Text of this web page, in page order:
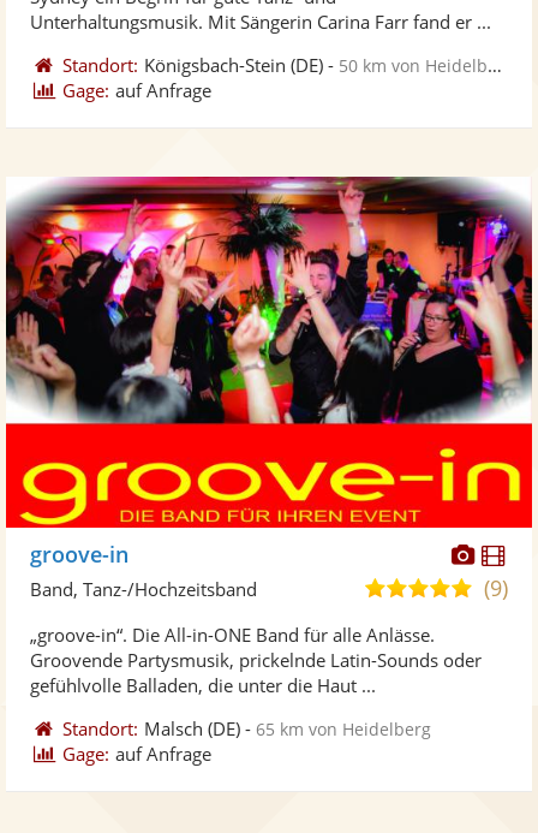
Sternen
Unterhaltungsmusik. Mit Sängerin Carina Farr fand er ...
Standort: Königsbach-Stein (DE) - 50 km von Heidelberg
Gage: auf Anfrage
groove-in
5,0(9)
Band, Tanz-/Hochzeitsband
„groove-in“. Die All-in-ONE Band für alle Anlässe.
Groovende Partysmusik, prickelnde Latin-Sounds oder
gefühlvolle Balladen, die unter die Haut ...
Standort: Malsch (DE) -65 km von Heidelberg
Gage: auf Anfrage